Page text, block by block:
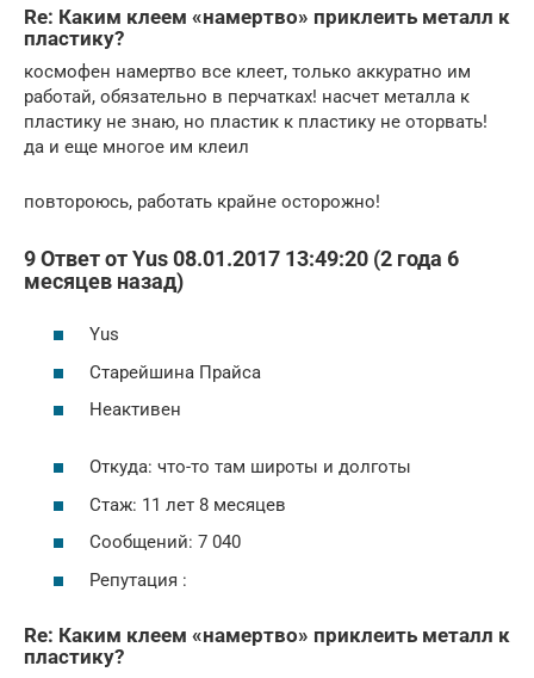
Re: Каким клеем «намертво» приклеить металл к
пластику?
космофен намертво все клеет, только аккуратно им
работай, обязательно в перчатках! насчет металла к
пластику не знаю, но пластик к пластику не оторвать!
да и еще многое им клеил
повтороюсь, работать крайне осторожно!
9 Ответ от Yus 08.01.2017 13:49:20 (2 года 6
месяцев назад)
Yus
Старейшина Прайса
Неактивен
Откуда: что-то там широты и долготы
Стаж: 11 лет 8 месяцев
Сообщений: 7 040
Репутация :
Re: Каким клеем «намертво» приклеить металл к
пластику?